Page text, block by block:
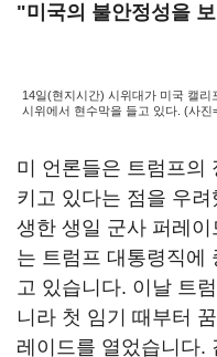
"미국의 불안정성을
14일(현지시간) 시위대가 미국 캘
시위에서 현수막을 들고 있다. (사진
미 언론들은 트럼프의
키고 있다는 점을 우
생한 생일 군사 퍼레이
는 트럼프 대통령직에
고 있습니다. 이날 트
니라 첫 임기 때부터
레이드를 열었습니다.